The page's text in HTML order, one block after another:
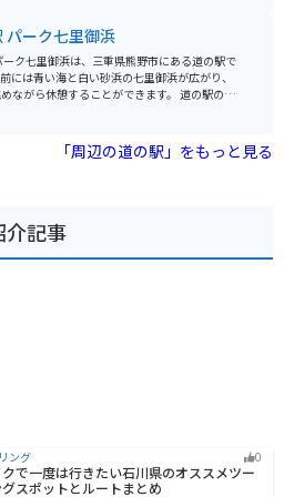
熊野古道で採れる「さんしょ」を使った商品
灘で獲れる新鮮な魚介類などがおすすめです。
ストランでも、地元の食材をふんだんに使っ
しむことができます。
パーク七里御浜
ーク七里御浜は、三重県熊野市にある道の駅で
には青い海と白い砂浜の七里御浜が広がり、
がら休憩することができます。 道の駅の建
地元産の新鮮な魚介類や農産物を販売するシ
ます。特に、熊野灘で獲れたマグロを使った海
地元産の猪肉を使ったぼたん鍋がおすすめで
ペースが用意されています。七里御浜沿いの
色も良く、ツーリングにも最適です。 お土産
市の特産品である「熊野古道麦酒」や「那智
「周辺の道の駅」をもっと見る
介記事
ング 0
で一度は行きたい石川県のオススメツー
グスポットとルートまとめ